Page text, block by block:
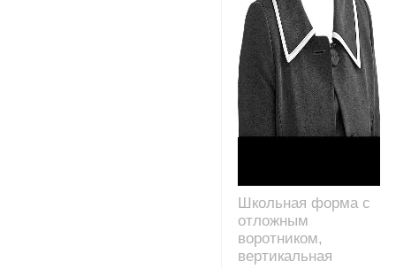
Школьная форма с
отложным
воротником,
вертикальная